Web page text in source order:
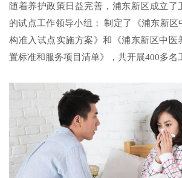
随着养护政策日益完善，浦东新区成立了
的试点工作领导小组； 制定了《浦东新
构准入试点实施方案》和《浦东新区中医
置标准和服务项目清单》，共开展400多名